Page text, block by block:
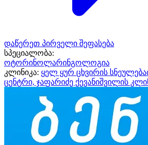
დაწერეთ პირველი შეფასება
სპეციალობა:
ოტორინოლარინგოლოგია
კლინიკა: ყელ ყურ ცხვირის
ცენტრი, ჯაფარიძე ქევანიშვილის